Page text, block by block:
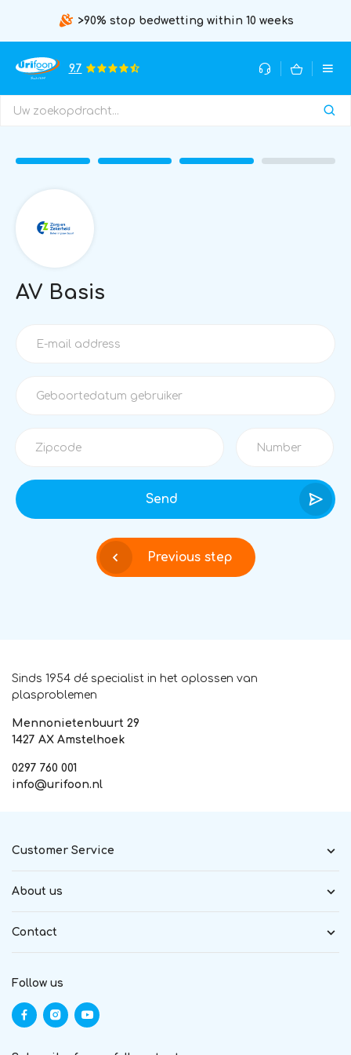
>90% stop bedwetting within 10 weeks
9.7
AV Basis
Send
Previous step
Sinds 1954 dé specialist in het oplossen van
plasproblemen
Mennonietenbuurt 29
1427 AX Amstelhoek
0297 760 001
info@urifoon.nl
Customer Service
About us
Contact
Follow us